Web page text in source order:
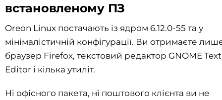
встановленому ПЗ
Oreon Linux постачають із ядром 6.12.0-55 та у
мінімалістичній конфігурації. Ви отримаєте
браузер Firefox, текстовий редактор GNOME Text
Editor і кілька утиліт.
Ні офісного пакета, ні поштового клієнта ви не